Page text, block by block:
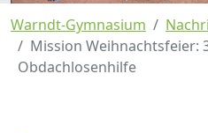
Warndt-Gymnasium
Mission Weihnachtsfeier:
Obdachlosenhilfe